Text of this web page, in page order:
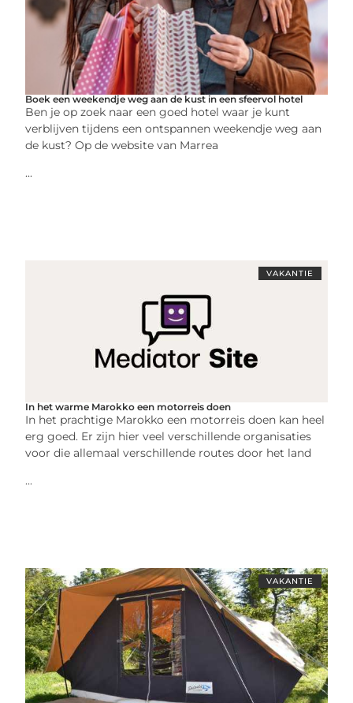
Boek een weekendje weg aan de kust in een sfeervol hotel
Ben je op zoek naar een goed hotel waar je kunt
verblijven tijdens een ontspannen weekendje weg aan
de kust? Op de website van Marrea
...
VAKANTIE
In het warme Marokko een motorreis doen
In het prachtige Marokko een motorreis doen kan heel
erg goed. Er zijn hier veel verschillende organisaties
voor die allemaal verschillende routes door het land
...
VAKANTIE